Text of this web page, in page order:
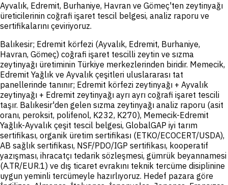
Ayvalık, Edremit, Burhaniye, Havran ve Gömeç'ten zeytinyağı
üreticilerinin coğrafi işaret tescil belgesi, analiz raporu ve
sertifikalarını çeviriyoruz.
Balıkesir; Edremit körfezi (Ayvalık, Edremit, Burhaniye,
Havran, Gömeç) coğrafi işaret tescilli zeytin ve sızma
zeytinyağı üretiminin Türkiye merkezlerinden biridir. Memecik,
Edremit Yağlık ve Ayvalık çeşitleri uluslararası tat
panellerinde tanınır; Edremit körfezi zeytinyağı + Ayvalık
zeytinyağı + Edremit zeytinyağı ayrı ayrı coğrafi işaret tescili
taşır. Balıkesir'den gelen sızma zeytinyağı analiz raporu (asit
oranı, peroksit, polifenol, K232, K270), Memecik-Edremit
Yağlık-Ayvalık çeşit tescil belgesi, GlobalGAP iyi tarım
sertifikası, organik üretim sertifikası (ETKO/ECOCERT/USDA),
AB sağlık sertifikası, NSF/PDO/IGP sertifikası, kooperatif
yazışması, ihracatçı tedarik sözleşmesi, gümrük beyannamesi
(A.TR/EUR.1) ve dış ticaret evrakını teknik tercüme disiplinine
uygun yeminli tercümeyle hazırlıyoruz. Hedef pazara göre